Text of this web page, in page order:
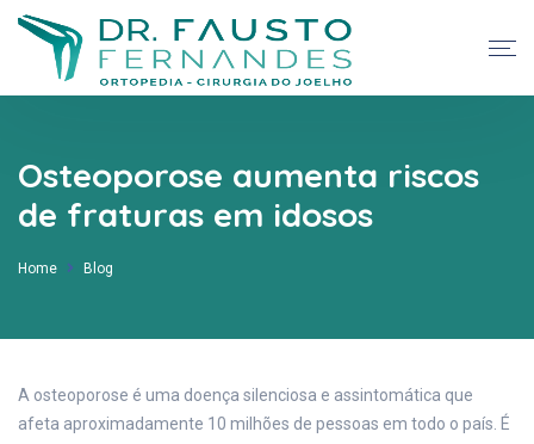
Osteoporose aumenta riscos
de fraturas em idosos
Home Blog
A osteoporose é uma doença silenciosa e assintomática que
afeta aproximadamente 10 milhões de pessoas em todo o país. É